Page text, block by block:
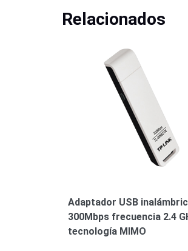
Relacionados
Adaptador USB
300Mbps frecuencia 2.4
tecnología MIMO